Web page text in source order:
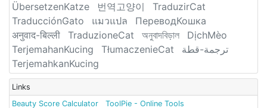
ÜbersetzenKatze
번역고양이
TraduzirCat
TraducciónGato
แมวแปล
ПереводКошка
अनुवाद-बिल्ली
TraduzioneCat অনুবাদবিড়াল
DịchMèo
TerjemahanKucing
TłumaczenieCat
ترجمة-قطة
TerjemahkanKucing
Links
Beauty Score Calculator
ToolPie - Online Tools